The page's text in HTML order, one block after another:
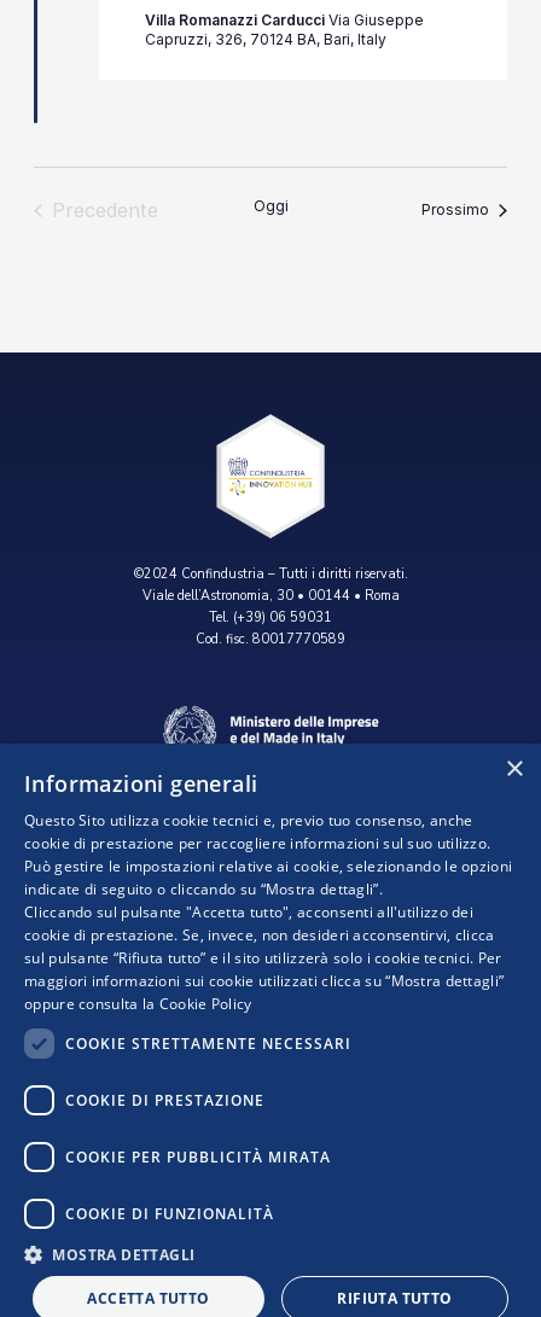
Villa Romanazzi Carducci Via Giuseppe
Capruzzi, 326, 70124 BA, Bari, Italy
Precedente
Oggi ProssimoEventi
©2024 Confindustria – Tutti i diritti riservati.
Viale dell’Astronomia, 30 • 00144 • Roma
Tel. (+39) 06 59031
Cod. fisc. 80017770589
Progetto realizzato da:
I punti di vista e le opinioni espresse sono solo quelli degli autori e non riflettono
necessariamente quelli dell’Unione Europea o della Commissione Europea. Né l’Unione
Privacy Policy|Cookie Policy
Newsletter| Confindustria
×
Informazioni generali
Questo Sito utilizza cookie tecnici e, previo tuo consenso, anche
cookie di prestazione per raccogliere informazioni sul suo utilizzo.
Può gestire le impostazioni relative ai cookie, selezionando le opzioni
indicate di seguito o cliccando su “Mostra dettagli”.
Cliccando sul pulsante "Accetta tutto", acconsenti all'utilizzo dei
cookie di prestazione. Se, invece, non desideri acconsentirvi, clicca
sul pulsante “Rifiuta tutto” e il sito utilizzerà solo i cookie tecnici. Per
maggiori informazioni sui cookie utilizzati clicca su “Mostra dettagli”
oppure consulta la Cookie Policy
COOKIE STRETTAMENTE NECESSARI
COOKIE DI PRESTAZIONE
COOKIE PER PUBBLICITÀ MIRATA
COOKIE DI FUNZIONALITÀ
MOSTRA DETTAGLI
ACCETTA TUTTO RIFIUTA TUTTO